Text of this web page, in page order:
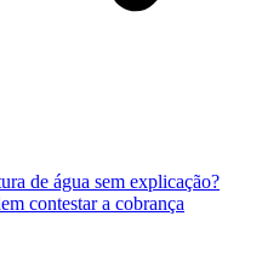
de água sem explicação?
contestar a cobrança